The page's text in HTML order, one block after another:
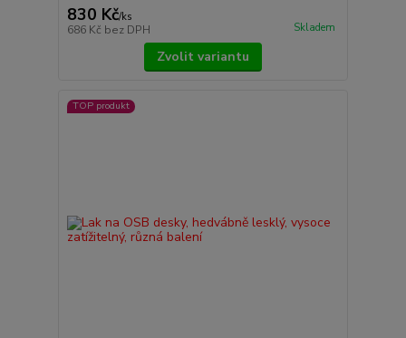
830 Kč/ks
686 Kč bez DPH Skladem
Zvolit variantu
TOP produkt